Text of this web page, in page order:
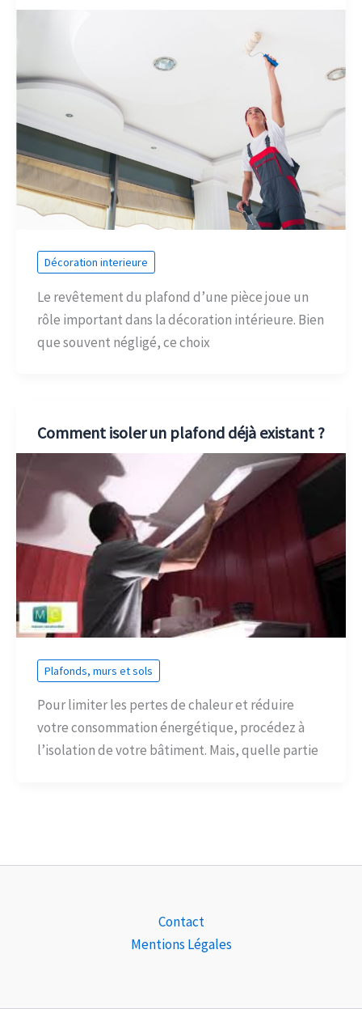
Décoration interieure
Le revêtement du plafond d’une pièce joue un
rôle important dans la décoration intérieure. Bien
que souvent négligé, ce choix
Comment isoler un plafond déjà existant ?
Plafonds, murs et sols
Pour limiter les pertes de chaleur et réduire
votre consommation énergétique, procédez à
l’isolation de votre bâtiment. Mais, quelle partie
Contact
Mentions Légales